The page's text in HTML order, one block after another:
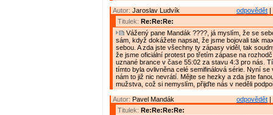
odpovědět |
Autor: Jaroslav Ludvík
Titulek: Re:Re:Re:
Vážený pane Mandák ????, já myslím, že se
sám, když dokážete napsat, že jsme bojovali tak
sebou. A zda jste všechny ty zápasy viděl, tak
že jsme oficiální protest po třetím zápase na
uznané brance v čase 55:02 za stavu 4:3 pro nás.
tímto byla ovlivněna celé semifinálová série. Nyní
nám to již nic nevrátí. Mějte se hezky a zda jste
mužstva, což si nemyslím, přijďte nás v neděli
odpovědět |
Autor: Pavel Mandák
Titulek: Re:Re:Re:Re: